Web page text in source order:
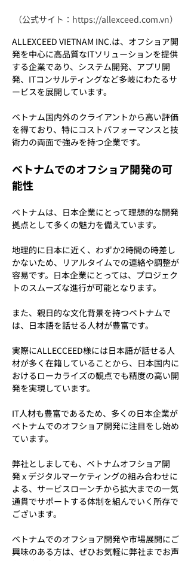
（公式サイト：https://allexceed.com.vn）
ALLEXCEED VIETNAM INC.は、オフショア開
発を中心に高品質なITソリューションを提供
する企業であり、システム開発、アプリ開
発、ITコンサルティングなど多岐にわたるサ
ービスを展開しています。
ベトナム国内外のクライアントから高い評価
を得ており、特にコストパフォーマンスと技
術力の両面で強みを持つ企業です。
ベトナムでのオフショア開発の可
能性
ベトナムは、日本企業にとって理想的な開発
拠点として多くの魅力を備えています。
地理的に日本に近く、わずか2時間の時差し
かないため、リアルタイムでの連絡や調整が
容易です。日本企業にとっては、プロジェク
トのスムーズな進行が可能となります。
また、親日的な文化背景を持つベトナムで
は、日本語を話せる人材が豊富です。
実際にALLECCEED様には日本語が話せる人
材が多く在籍していることから、日本国内に
おけるローカライズの観点でも精度の高い開
発を実現しています。
IT人材も豊富であるため、多くの日本企業が
ベトナムでのオフショア開発に注目をし始め
ています。
弊社としましても、ベトナムオフショア開
発 x デジタルマーケティングの組み合わせに
よる、サービスローンチから拡大までの一気
通貫でサポートする体制を組んでいく所存で
ございます。
ベトナムでのオフショア開発や市場展開にご
興味のある方は、ぜひお気軽に弊社までお声